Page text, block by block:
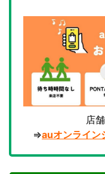
店
⇒auオンライン